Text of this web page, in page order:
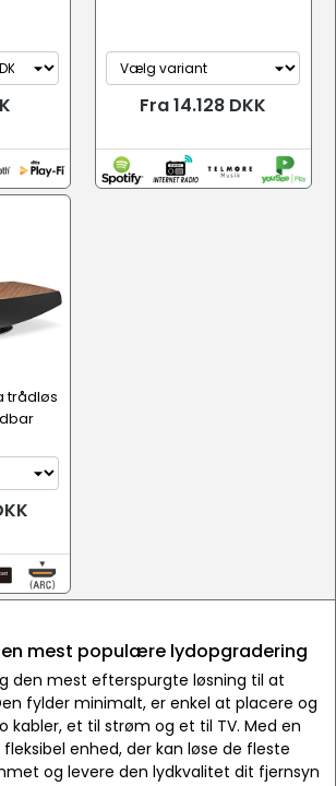
Fra 14.128 DKK
trådløs
mest populære lydopgradering
den mest efterspurgte løsning til at
fylder minimalt, er enkel at placere og
kabler, et til strøm og et til TV. Med en
enhed, der kan løse de fleste
og levere den lydkvalitet dit fjernsyn